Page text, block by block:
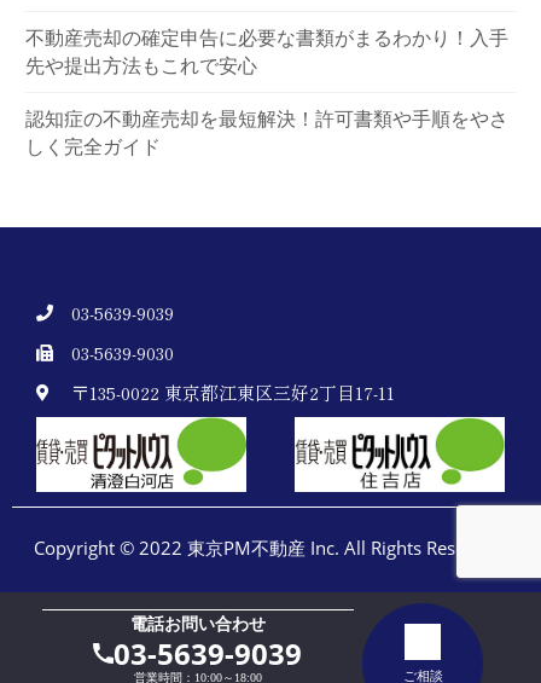
不動産売却の確定申告に必要な書類がまるわかり！入手
先や提出方法もこれで安心
認知症の不動産売却を最短解決！許可書類や手順をやさ
しく完全ガイド
03-5639-9039
03-5639-9030
〒135-0022 東京都江東区三好2丁目17-11
Copyright © 2022 東京PM不動産 Inc. All Rights Reserved.
電話お問い合わせ
03-5639-9039
営業時間：10:00～18:00 ご相談